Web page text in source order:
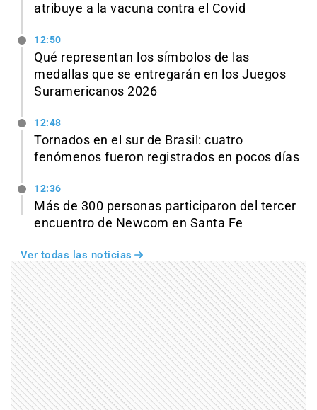
atribuye a la vacuna contra el Covid
12:50
Qué representan los símbolos de las
medallas que se entregarán en los Juegos
Suramericanos 2026
12:48
Tornados en el sur de Brasil: cuatro
fenómenos fueron registrados en pocos días
12:36
Más de 300 personas participaron del tercer
encuentro de Newcom en Santa Fe
Ver todas las noticias